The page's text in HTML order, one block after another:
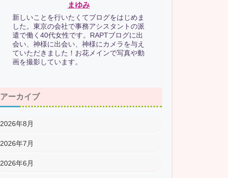
まゆみ
新しいことを行いたくてブログをはじめま
した。東京の会社で事務アシスタントの派
遣で働く40代女性です。RAPTブログに出
会い、神様に出会い、神様にカメラを与え
ていただきました！お花メインで写真や動
画を撮影しています。
アーカイブ
2026年8月
2026年7月
2026年6月